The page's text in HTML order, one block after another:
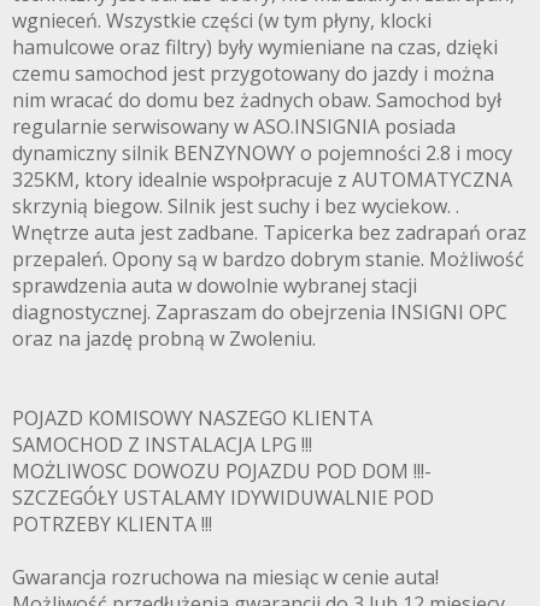
wgnieceń. Wszystkie części (w tym płyny, klocki
hamulcowe oraz filtry) były wymieniane na czas, dzięki
czemu samochod jest przygotowany do jazdy i można
nim wracać do domu bez żadnych obaw. Samochod był
regularnie serwisowany w ASO.INSIGNIA posiada
dynamiczny silnik BENZYNOWY o pojemności 2.8 i mocy
325KM, ktory idealnie wspołpracuje z AUTOMATYCZNA
skrzynią biegow. Silnik jest suchy i bez wyciekow. .
Wnętrze auta jest zadbane. Tapicerka bez zadrapań oraz
przepaleń. Opony są w bardzo dobrym stanie. Możliwość
sprawdzenia auta w dowolnie wybranej stacji
diagnostycznej. Zapraszam do obejrzenia INSIGNI OPC
oraz na jazdę probną w Zwoleniu.
POJAZD KOMISOWY NASZEGO KLIENTA
SAMOCHOD Z INSTALACJA LPG !!!
MOŻLIWOSC DOWOZU POJAZDU POD DOM !!!-
SZCZEGÓŁY USTALAMY IDYWIDUWALNIE POD
POTRZEBY KLIENTA !!!
Gwarancja rozruchowa na miesiąc w cenie auta!